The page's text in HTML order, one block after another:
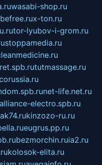
wasabi-shop.ru
x-ton.ru
tor-lyubov-i-grom.ru
stoppamedia.ru
tutmassage.ru
net-life.net.ru
alliance-electro.spb.ru
kinzozo-ru.ru
eugrus.pp.ru
bezmorchin.ruia2.ru
kolosok-elita.ru